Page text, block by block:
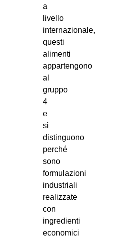
a
livello
internazionale,
questi
alimenti
appartengono
al
gruppo
4
e
si
distinguono
perché
sono
formulazioni
industriali
realizzate
con
ingredienti
economici